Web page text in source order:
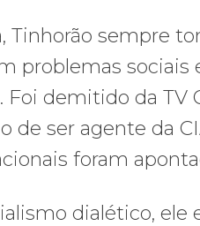
Tinhorão sempre
problemas sociais
demitido da TV
de ser agente da
foram
dialético, ele